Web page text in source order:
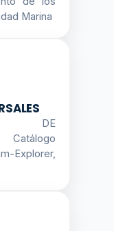
Marina
DE
Explorer,